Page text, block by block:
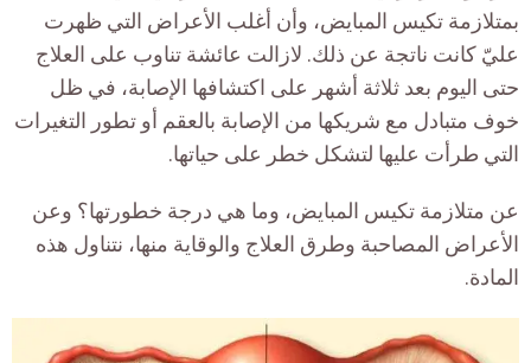
بمتلازمة تكيس المبايض، وأن أغلب الأعراض التي ظهرت
عليّ كانت ناتجة عن ذلك. لازالت عائشة تناوب على العلاج
حتى اليوم بعد ثلاثة أشهر على اكتشافها الإصابة، في ظل
خوف متبادل مع شريكها من الإصابة بالعقم أو تطور التغيرات
التي طرأت عليها لتشكل خطر على حياتها.
عن متلازمة تكيس المبايض، وما هي درجة خطورتها؟ وعن
الأعراض المصاحبة وطرق العلاج والوقاية منها، نتناول هذه
المادة.